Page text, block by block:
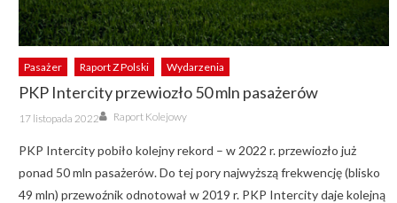
Pasażer Raport Z Polski Wydarzenia
PKP Intercity przewiozło 50 mln pasażerów
Posted
on
17 listopada 2022 Author
Raport Kolejowy
PKP Intercity pobiło kolejny rekord – w 2022 r. przewiozło już
ponad 50 mln pasażerów. Do tej pory najwyższą frekwencję (blisko
49 mln) przewoźnik odnotował w 2019 r. PKP Intercity daje kolejną